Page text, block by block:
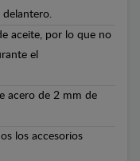
aceite, por lo que no
el
acero de 2 mm de
los accesorios